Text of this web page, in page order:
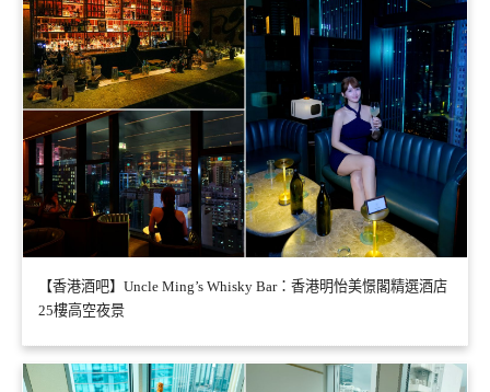
【香港酒吧】Uncle Ming’s Whisky Bar：香港明怡美憬閣精選酒店
25樓高空夜景